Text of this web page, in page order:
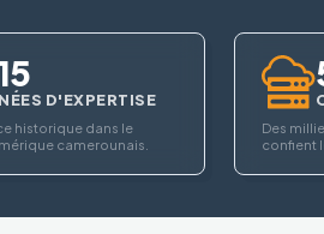
D'EXPERTISE
historique dans le
camerounais.
Des
confient